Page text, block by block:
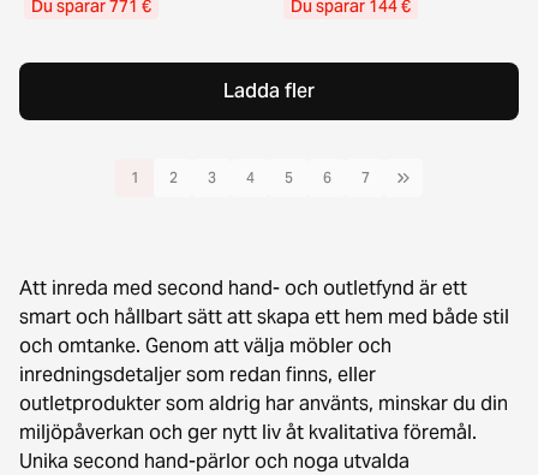
Du sparar 771 € Du sparar 144 €
Ladda fler
1 2 3 4 5 6 7
Att inreda med second hand- och outletfynd är ett
smart och hållbart sätt att skapa ett hem med både stil
och omtanke. Genom att välja möbler och
inredningsdetaljer som redan finns, eller
outletprodukter som aldrig har använts, minskar du din
miljöpåverkan och ger nytt liv åt kvalitativa föremål.
Unika second hand-pärlor och noga utvalda